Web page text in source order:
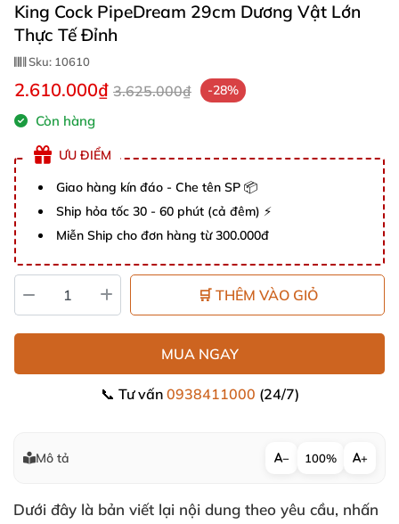
King Cock PipeDream 29cm Dương Vật Lớn
Thực Tế Đỉnh
Sku: 10610
2.610.000₫ 3.625.000₫ -28%
Còn hàng
ƯU ĐIỂM
Giao hàng kín đáo - Che tên SP 📦
Ship hỏa tốc 30 - 60 phút (cả đêm) ⚡
Miễn Ship cho đơn hàng từ 300.000đ
🛒 THÊM VÀO GIỎ
MUA NGAY
📞 Tư vấn 0938411000 (24/7)
Mô tả − 100% +
Dưới đây là bản viết lại nội dung theo yêu cầu, nhấn